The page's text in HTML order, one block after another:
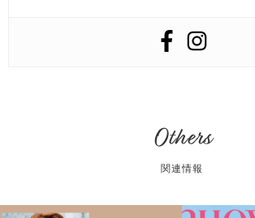
Others
関連情報